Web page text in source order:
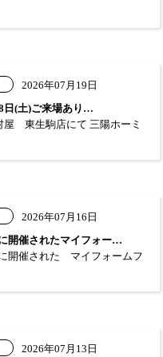
2026年07月19日
日(土)ご来場あり…
東生駒店にて 三陽ホーミ
2026年07月16日
開催されたマイフォー…
開催された マイフォームフ
2026年07月13日